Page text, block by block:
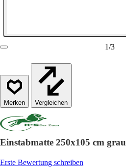
1/3
Vergleichen
Einstabmatte 250x105 cm grau
Erste Bewertung schreiben